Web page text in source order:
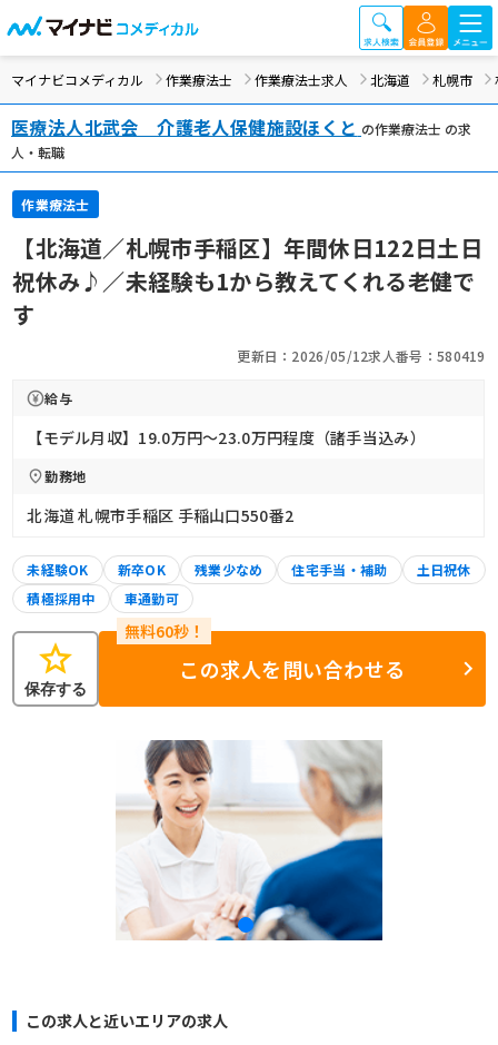
マイナビコメディカル 作業療法士 作業療法士求人 北海道 札幌市
医療法人北武会 介護老人保健施設ほくと の作業療法士 の求
人・転職
作業療法士
【北海道／札幌市手稲区】年間休日122日土日
祝休み♪／未経験も1から教えてくれる老健で
す
更新日：2026/05/12求人番号：580419
給与
【モデル月収】19.0万円〜23.0万円程度（諸手当込み）
勤務地
北海道 札幌市手稲区 手稲山口550番2
未経験OK 新卒OK 残業少なめ 住宅手当・補助
土日祝休
積極採用中
車通勤可
star
保存する
この求人を問い合わせる
この求人と近いエリアの求人